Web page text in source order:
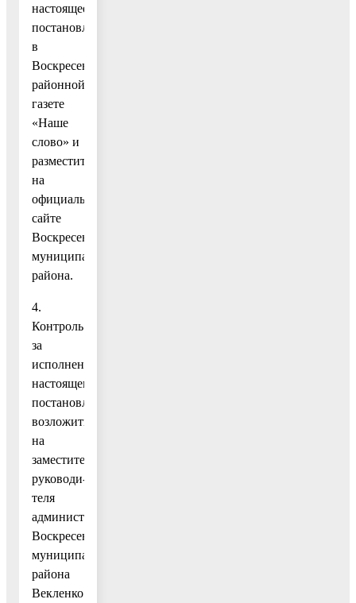
настоящее
постановление
в
Воскресенской
районной
газете
«Наше
слово» и
разместить
на
официальном
сайте
Воскресенского
муниципального
района.
4.
Контроль
за
исполнением
настоящего
постановления
возложить
на
заместителя
руководи-
теля
администрации
Воскресенского
муниципального
района
Векленко